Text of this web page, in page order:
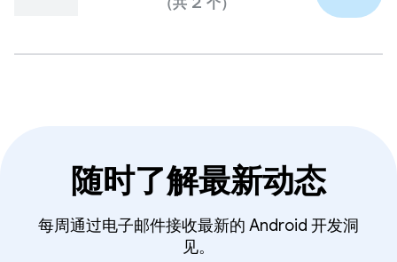
（共 2 个）
随时了解最新动态
每周通过电子邮件接收最新的 Android 开发洞
见。